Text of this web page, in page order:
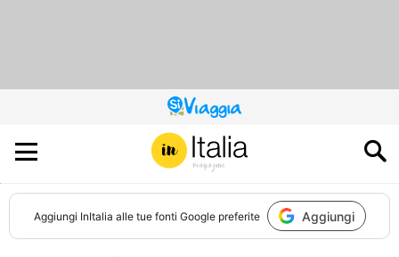
QUESTO
SITO
CONTRIBUISCE
ALL’AUDIENCE
DI
Aggiungi InItalia alle tue fonti Google preferite Aggiungi